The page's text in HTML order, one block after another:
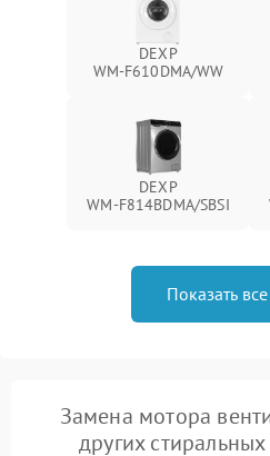
DEXP
WM‑F610DMA/WW
DEXP
WM‑F814BDMA/SBSI
Показать
Замена мотора
других